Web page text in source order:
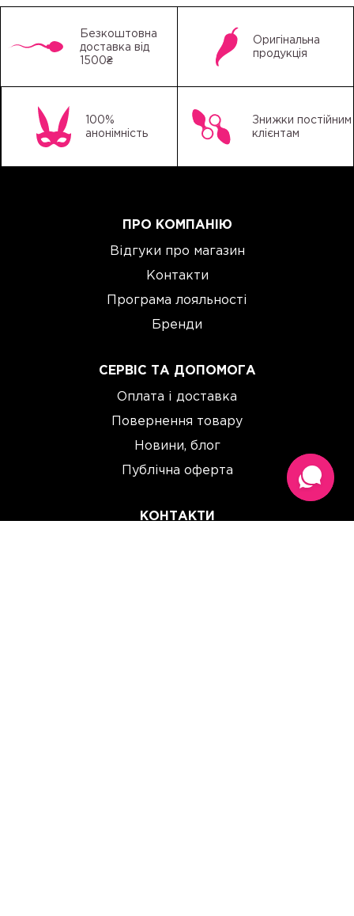
Безкоштовна
доставка від
1500₴
Оригінальна
продукція
100%
анонімність
Знижки постійним
клієнтам
ПРО КОМПАНІЮ
Відгуки про магазин
Контакти
Програма лояльності
Бренди
СЕРВІС ТА ДОПОМОГА
Оплата і доставка
Повернення товару
Новини, блог
Публічна оферта
КОНТАКТИ